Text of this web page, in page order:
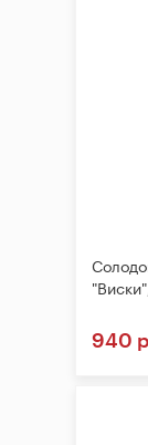
940